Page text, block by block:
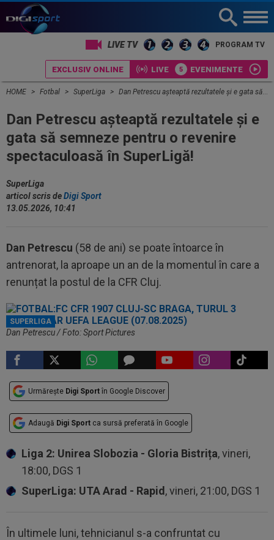
LIVE TV PROGRAM TV
EXCLUSIV ONLINE LIVE EVENIMENTE
HOME Fotbal SuperLiga Dan Petrescu așteaptă rezultatele și e gata să semneze pentru o revenire spectaculoasă în SuperLigă!
Dan Petrescu așteaptă rezultatele și e
gata să semneze pentru o revenire
spectaculoasă în SuperLigă!
SuperLiga
articol scris deDigi Sport
13.05.2026, 10:41
Dan Petrescu (58 de ani) se poate întoarce în
antrenorat, la aproape un an de la momentul în care a
renunțat la postul de la CFR Cluj.
SUPERLIGA
Dan Petrescu / Foto: Sport Pictures
Urmărește Digi Sport în Google Discover
Adaugă Digi Sport ca sursă preferată în Google
Liga 2: Unirea Slobozia - Gloria Bistrița, vineri,
18:00, DGS 1
SuperLiga: UTA Arad - Rapid , vineri, 21:00, DGS 1
În ultimele luni, tehnicianul s-a confruntat cu